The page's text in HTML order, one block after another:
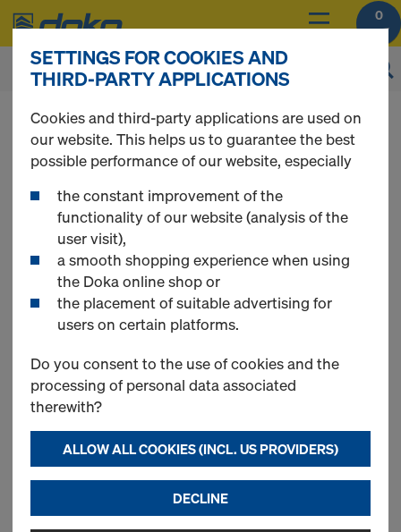
0
Impresum/Odricanj
e odgovornosti
1. PREDUZEĆE ZA OPLATNU TEHNIKU,
TRGOVINU I USLUGE DOKA SERB DOO
ŠIMANOVCI
U skladu sa članom 6. Zakona o elektronskoj trgovini
Republike Srbije u nastavku se potencijalnim
korisnicima usluga i nadležnim organima državne
uprave pružaju sledeće osnovne i obavezne
svrhe u svojstvu pravnog lica koje je registrovano za
obavljanje određene delatnosti u skladu sa zakonom
obavlja elektronsku trgovinu kao vid prodaje
robe/usluga putem elektonske prodavnice (u daljem
SETTINGS FOR COOKIES AND
THIRD-PARTY APPLICATIONS
Cookies and third-party applications are used on
our website. This helps us to guarantee the best
possible performance of our website, especially
the constant improvement of the
functionality of our website (analysis of the
user visit),
a smooth shopping experience when using
the Doka online shop or
the placement of suitable advertising for
users on certain platforms.
Do you consent to the use of cookies and the
processing of personal data associated
therewith?
ALLOW ALL COOKIES (INCL. US PROVIDERS)
DECLINE